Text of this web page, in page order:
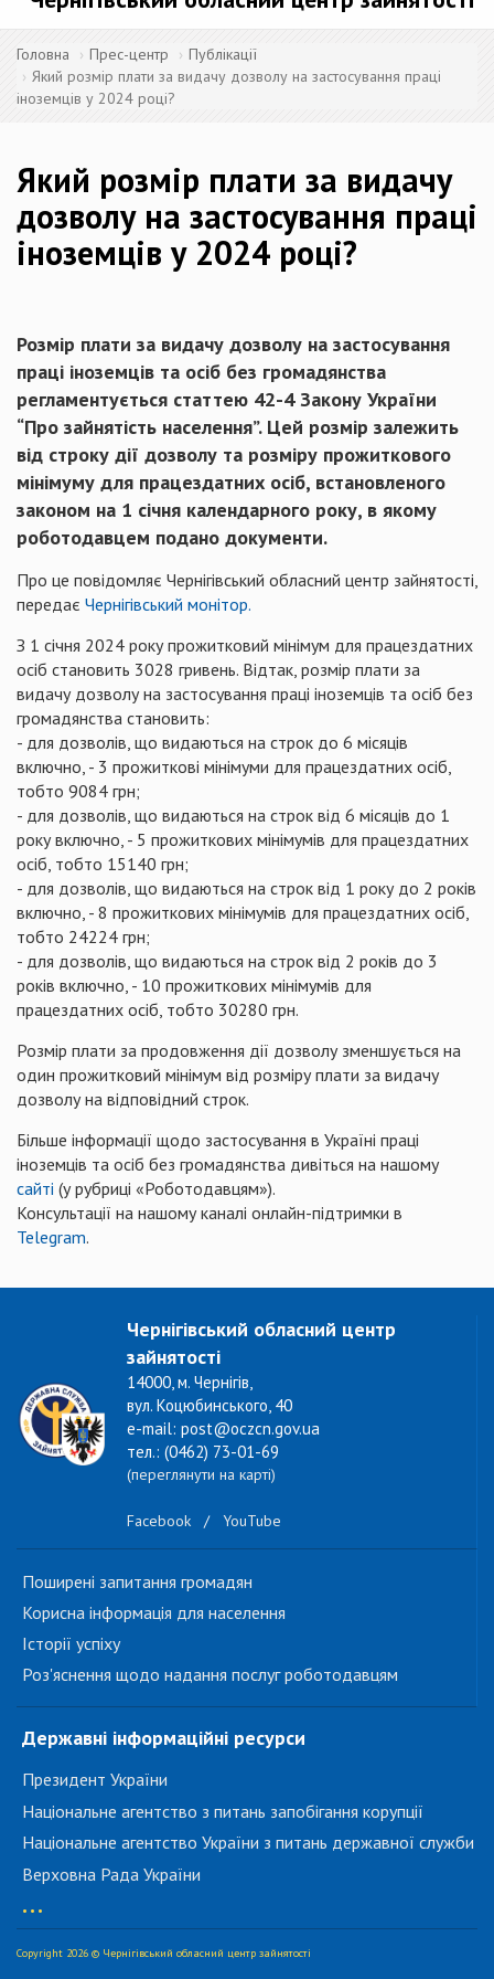
Головна Прес-центр
Публікації
Який розмір плати за видачу дозволу на застосування праці
іноземців у 2024 році?
Який розмір плати за видачу
дозволу на застосування праці
іноземців у 2024 році?
Розмір плати за видачу дозволу на застосування
праці іноземців та осіб без громадянства
регламентується статтею 42-4 Закону України
“Про зайнятість населення”. Цей розмір залежить
від строку дії дозволу та розміру прожиткового
мінімуму для працездатних осіб, встановленого
законом на 1 січня календарного року, в якому
роботодавцем подано документи.
Про це повідомляє Чернігівський обласний центр зайнятості,
передає Чернігівський монітор.
З 1 січня 2024 року прожитковий мінімум для працездатних
осіб становить 3028 гривень. Відтак, розмір плати за
видачу дозволу на застосування праці іноземців та осіб без
громадянства становить:
- для дозволів, що видаються на строк до 6 місяців
включно, - 3 прожиткові мінімуми для працездатних осіб,
тобто 9084 грн;
- для дозволів, що видаються на строк від 6 місяців до 1
року включно, - 5 прожиткових мінімумів для працездатних
осіб, тобто 15140 грн;
- для дозволів, що видаються на строк від 1 року до 2 років
включно, - 8 прожиткових мінімумів для працездатних осіб,
тобто 24224 грн;
- для дозволів, що видаються на строк від 2 років до 3
років включно, - 10 прожиткових мінімумів для
працездатних осіб, тобто 30280 грн.
Розмір плати за продовження дії дозволу зменшується на
один прожитковий мінімум від розміру плати за видачу
дозволу на відповідний строк.
Більше інформації щодо застосування в Україні праці
іноземців та осіб без громадянства дивіться на нашому
сайті (у рубриці «Роботодавцям»).
Консультації на нашому каналі онлайн-підтримки в
Telegram.
Чернігівський обласний центр
зайнятості
14000, м. Чернігів,
вул. Коцюбинського, 40
e-mail: post@oczcn.gov.ua
тел.: (0462) 73-01-69
(переглянути на карті)
Facebook / YouTube
Поширені запитання громадян
Корисна інформація для населення
Історії успіху
Роз'яснення щодо надання послуг роботодавцям
Державні інформаційні ресурси
Президент України
Національне агентство з питань запобігання корупції
Національне агентство України з питань державної служби
Верховна Рада України
...
Copyright 2026 © Чернігівський обласний центр зайнятості